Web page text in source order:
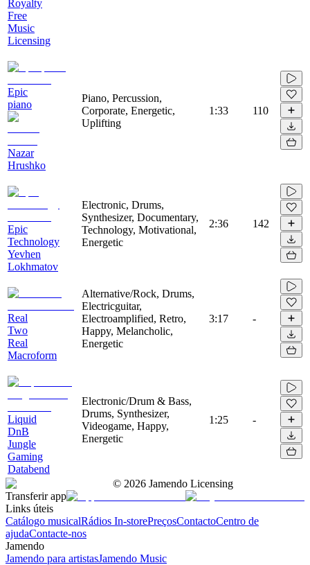
Royalty
Free
Music
Licensing
Epic
piano
Nazar
Hrushko
Piano, Percussion,
Corporate, Energetic,
Uplifting
1:33 110
Epic
Technology
Yevhen
Lokhmatov
Electronic, Drums,
Synthesizer, Documentary,
Technology, Motivational,
Energetic
2:36 142
Real
Two
Real
Macroform
Alternative/Rock, Drums,
Electricguitar,
Electroamplified, Retro,
Happy, Melancholic,
Energetic
3:17 -
Liquid
DnB
Jungle
Gaming
Databend
Electronic/Drum & Bass,
Drums, Synthesizer,
Videogame, Happy,
Energetic
1:25 -
© 2026 Jamendo Licensing
Transferir app
Links úteis
Catálogo musicalRádios In-storePreçosContactoCentro de
ajudaContacte-nos
Jamendo
Jamendo para artistasJamendo Music